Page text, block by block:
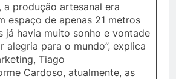
a produção artesanal era
espaço de apenas 21 metros
já havia muito sonho e vontade
alegria para o mundo”, explica
Tiago
Cardoso, atualmente, as